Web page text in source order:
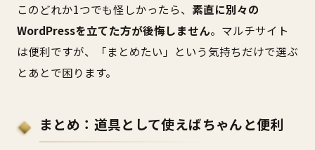
このどれか1つでも怪しかったら、 素直に別々の
WordPressを立てた方が後悔しません。マルチサイト
は便利ですが、「まとめたい」という気持ちだけで選ぶ
とあとで困ります。
まとめ：道具として使えばちゃんと便利